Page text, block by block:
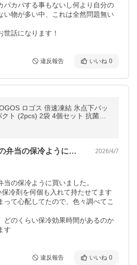
パカパする事もないし何より自分の
い物が多い中、これは全然問題無い
世話になります！
違反報告 いいね 0
ロゴス 倍速凍結 氷点下パッ
ト (2pcs) 2袋 4個セット 抗菌仕
プ アウトドア 釣り 81660639
夏に向けて高校生の弁当の保冷ように買い… 2026/4/7
の保冷ように買いました。
冷剤を何個も入れて持たせてます
って心配してたので、色々調べてこ
どのくらい保冷効果時間があるのか
す
違反報告 いいね 0